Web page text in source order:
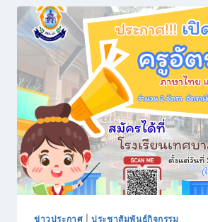
ผ่าน
การ
สอบ
คัด
เลือก
ครู
อัตรา
จ้าง
วิชา
เอก
ภาษา
ไทย
และ
ข่าวประกาศ |ประชาสัมพันธ์กิจกรรม